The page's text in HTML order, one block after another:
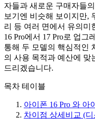
자들과 새로운 구매자들
보기엔 비슷해 보이지만,
리 등 여러 면에서 유의미
16 Pro에서 17 Pro로 업그
통해 두 모델의 핵심적인
의 사용 목적과 예산에 맞
드리겠습니다.
목차 테이블
아이폰 16 Pro 와 아
차이점 상세비교 (